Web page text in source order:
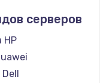
серверов
HP